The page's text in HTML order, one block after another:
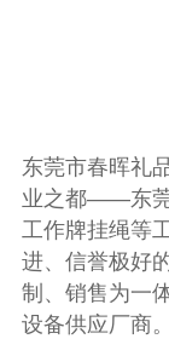
东莞市春晖礼
业之都——东莞
工作牌挂绳等
进、信誉极好
制、销售为一
设备供应厂商。